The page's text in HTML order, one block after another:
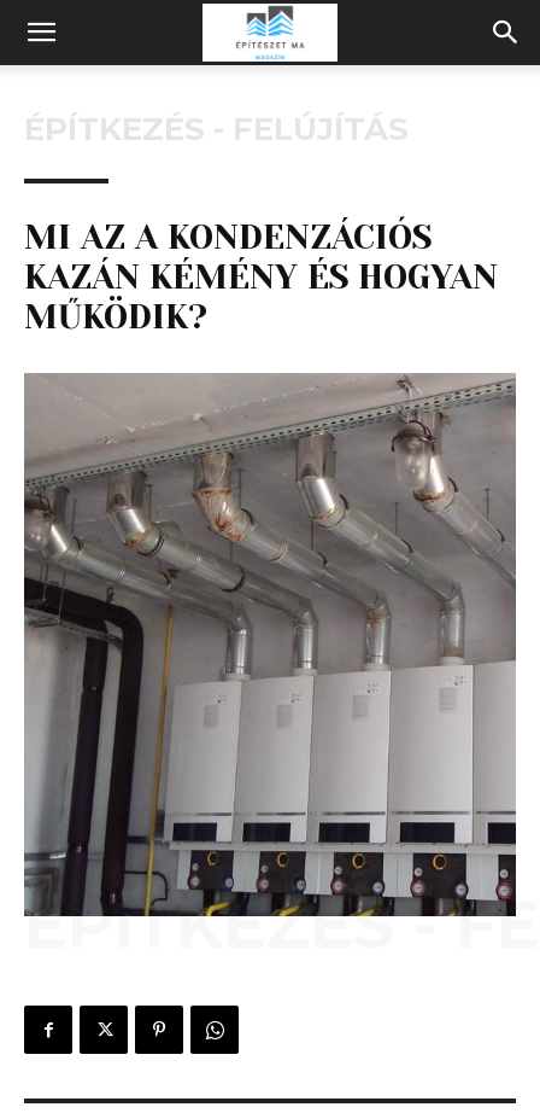
Építeszeti
Magazin
ÉPÍTKEZÉS - FELÚJÍTÁS
MI AZ A KONDENZÁCIÓS
KAZÁN KÉMÉNY ÉS HOGYAN
MŰKÖDIK?
ÉPÍTKEZÉS -